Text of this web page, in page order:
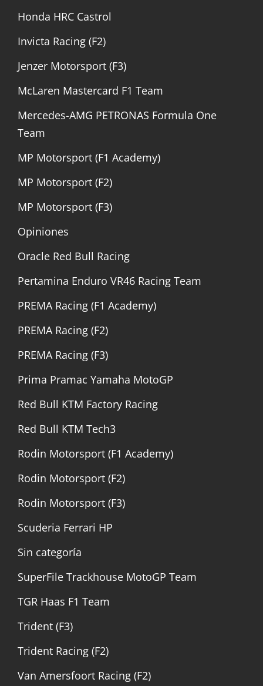
Honda HRC Castrol
Invicta Racing (F2)
Jenzer Motorsport (F3)
McLaren Mastercard F1 Team
Mercedes-AMG PETRONAS Formula One
Team
MP Motorsport (F1 Academy)
MP Motorsport (F2)
MP Motorsport (F3)
Opiniones
Oracle Red Bull Racing
Pertamina Enduro VR46 Racing Team
PREMA Racing (F1 Academy)
PREMA Racing (F2)
PREMA Racing (F3)
Prima Pramac Yamaha MotoGP
Red Bull KTM Factory Racing
Red Bull KTM Tech3
Rodin Motorsport (F1 Academy)
Rodin Motorsport (F2)
Rodin Motorsport (F3)
Scuderia Ferrari HP
Sin categoría
SuperFile Trackhouse MotoGP Team
TGR Haas F1 Team
Trident (F3)
Trident Racing (F2)
Van Amersfoort Racing (F2)